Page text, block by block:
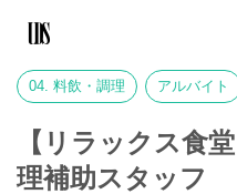
04. 料飲・調理 アルバイト
【リラックス食
理補助スタッフ